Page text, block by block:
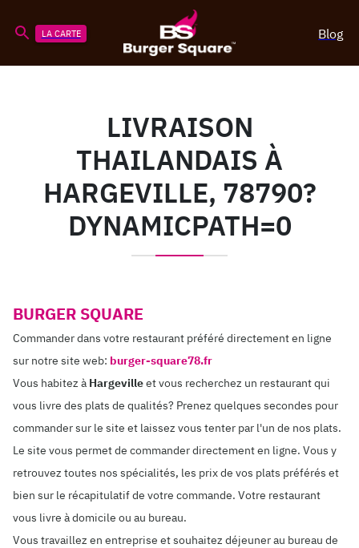
LA CARTE Blog
LIVRAISON
THAILANDAIS À
HARGEVILLE, 78790?
DYNAMICPATH=0
BURGER SQUARE
Commander dans votre restaurant préféré directement en ligne
sur notre site web: burger-square78.fr
Vous habitez à Hargevilleet vous recherchez un restaurant qui
vous livre des plats de qualités? Prenez quelques secondes pour
commander sur le site et laissez vous tenter par l'un de nos plats.
Le site vous permet de commander directement en ligne. Vous y
retrouvez toutes nos spécialités, les prix de vos plats préférés et
bien sur le récapitulatif de votre commande. Votre restaurant
vous livre à domicile ou au bureau.
Vous travaillez en entreprise et souhaitez déjeuner au bureau de